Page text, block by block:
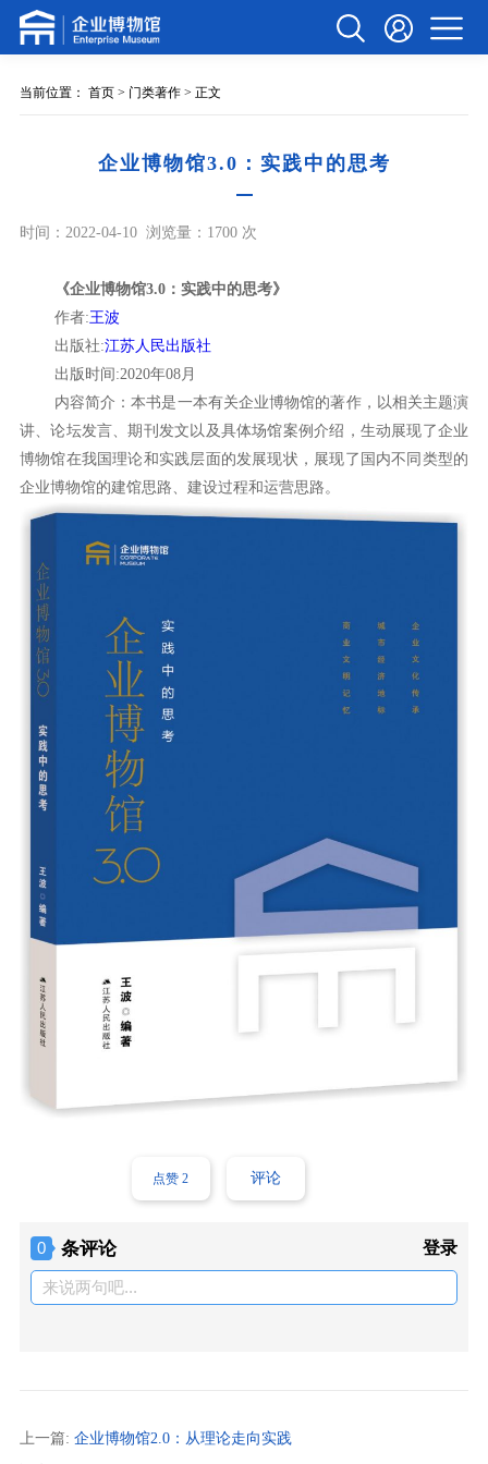
当前位置： 首页> 门类著作> 正文
企业博物馆3.0：实践中的思考
时间：2022-04-10 浏览量：1700 次
《企业博物馆3.0：实践中的思考》
作者:王波
出版社:江苏人民出版社
出版时间:2020年08月
内容简介：本书是一本有关企业博物馆的著作，以相关主题演
讲、论坛发言、期刊发文以及具体场馆案例介绍，生动展现了企业
博物馆在我国理论和实践层面的发展现状，展现了国内不同类型的
企业博物馆的建馆思路、建设过程和运营思路。
点赞2 评论
0 条评论 登录
来说两句吧...
上一篇: 企业博物馆2.0：从理论走向实践